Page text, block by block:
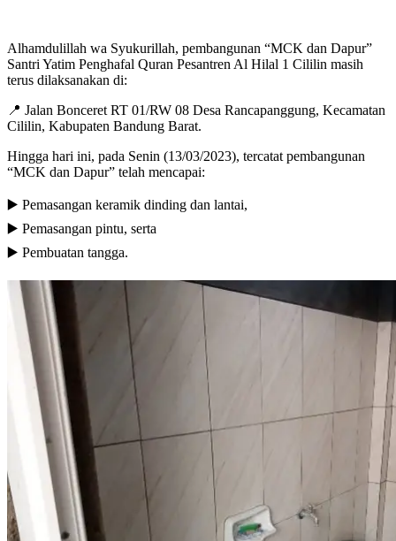
Alhamdulillah wa Syukurillah, pembangunan “MCK dan Dapur”
Santri Yatim Penghafal Quran Pesantren Al Hilal 1 Cililin masih
terus dilaksanakan di:
📍 Jalan Bonceret RT 01/RW 08 Desa Rancapanggung, Kecamatan
Cililin, Kabupaten Bandung Barat.
Hingga hari ini, pada Senin (13/03/2023), tercatat pembangunan
“MCK dan Dapur” telah mencapai:
▶️ Pemasangan keramik dinding dan lantai,
▶️ Pemasangan pintu, serta
▶️ Pembuatan tangga.